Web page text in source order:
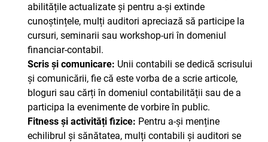
abilitățile actualizate și pentru a-și extinde
cunoștințele, mulți auditori apreciază să participe la
cursuri, seminarii sau workshop-uri în domeniul
financiar-contabil.
Scris și comunicare: Unii contabili se dedică scrisului
și comunicării, fie că este vorba de a scrie articole,
bloguri sau cărți în domeniul contabilității sau de a
participa la evenimente de vorbire în public.
Fitness și activități fizice: Pentru a-și menține
echilibrul și sănătatea, mulți contabili și auditori se